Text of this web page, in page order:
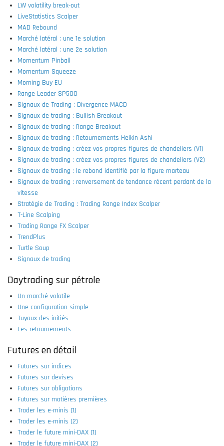
LW volatility break-out
LiveStatistics Scalper
MAD Rebound
Marché latéral : une 1e solution
Marché latéral : une 2e solution
Momentum Pinball
Momentum Squeeze
Morning Buy EU
Range Leader SP500
Signaux de Trading : Divergence MACD
Signaux de trading : Bullish Breakout
Signaux de trading : Range Breakout
Signaux de trading : Retournements Heikin Ashi
Signaux de trading : créez vos propres figures de chandeliers (V1)
Signaux de trading : créez vos propres figures de chandeliers (V2)
Signaux de trading : le rebond identifié par la figure marteau
Signaux de trading : renversement de tendance récent perdant de la
vitesse
Stratégie de Trading : Trading Range Index Scalper
T-Line Scalping
Trading Range FX Scalper
TrendPlus
Turtle Soup
Signaux de trading
Daytrading sur pétrole
Un marché volatile
Une configuration simple
Tuyaux des initiés
Les retournements
Futures en détail
Futures sur indices
Futures sur devises
Futures sur obligations
Futures sur matières premières
Trader les e-minis (1)
Trader les e-minis (2)
Trader le future mini-DAX (1)
Trader le future mini-DAX (2)